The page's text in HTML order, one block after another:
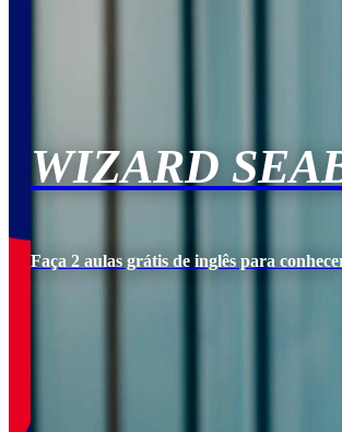
WIZARD
Faça 2 aulas grátis de inglês para